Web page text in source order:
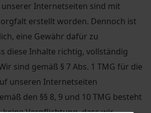
Internetseiten sind mit
erstellt worden. Dennoch ist
eine Gewähr dafür zu
diese Inhalte richtig, vollständig
sind gemäß § 7 Abs. 1 TMG für die
unseren Internetseiten
den §§ 8, 9 und 10 TMG besteht